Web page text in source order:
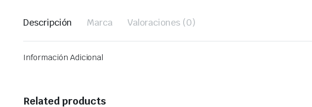
Descripción Marca Valoraciones (0)
Información Adicional
Related products